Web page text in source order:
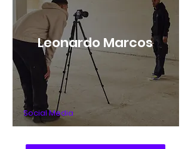
Leonardo Marcos
Social Media